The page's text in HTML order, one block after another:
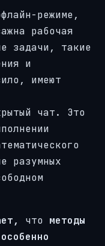
режиме,
рабочая
задачи, такие
и
имеют
чат. Это
разумных
что методы